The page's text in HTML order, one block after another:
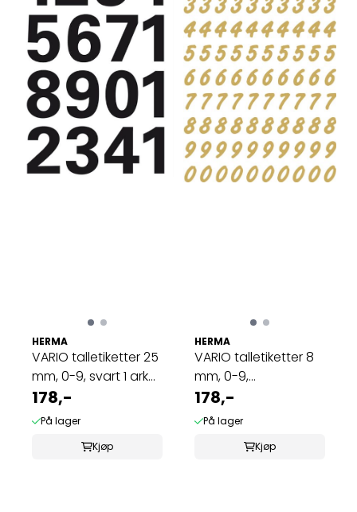
HERMA
VARIO talletiketter 25
mm, 0-9, svart 1 ark
(10 ...
178,-
På lager
Kjøp
HERMA
VARIO talletiketter 8
mm, 0-9,
gull/transparent, ...
178,-
På lager
Kjøp